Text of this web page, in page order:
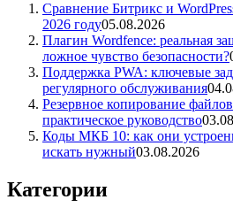
Сравнение Битрикс и
2026 году05.08.2026
Плагин Wordfence: реальная
ложное чувство безопасности?
Поддержка PWA: ключевые
регулярного обслуживания
Резервное копирование
практическое руководство
Коды МКБ 10: как они
искать нужный03.08.2026
Категории